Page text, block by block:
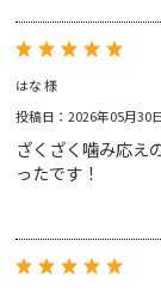
ジンジャー
RINGTONS 紅
RINGTONS グ
ジャム&マーマ
スコーン
初めてのリント
にわとり型テ
ギフトバッグ
アウトレットセ
Gift
Voice
Blog
はな 様
投稿日：2026年05月30
ざくざく噛み応え
ったです！